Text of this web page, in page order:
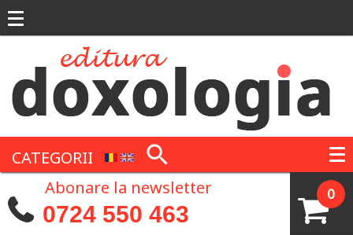
CATEGORII
0
Abonare la newsletter
0724 550 463